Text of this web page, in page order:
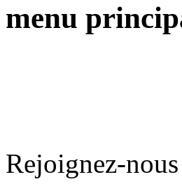
menu
Rejoignez-